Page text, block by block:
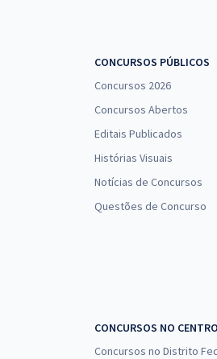
CONCURSOS PÚBLICOS
Concursos 2026
Concursos Abertos
Editais Publicados
Histórias Visuais
Notícias de Concursos
Questões de Concurso
CONCURSOS NO
Concursos no Distrito